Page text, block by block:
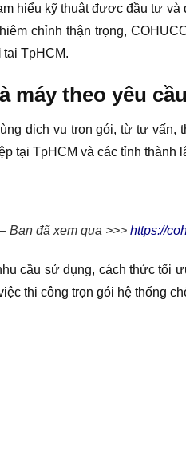
hiểu kỹ thuật được đầu tư
chỉnh thận trọng,
tại TpHCM.
máy theo yêu cầu
dịch vụ trọn gói, từ tư
tại TpHCM và các tỉnh thành
Bạn đã xem qua >>> https://
cầu sử dụng, cách thức
thi công trọn gói hệ thống